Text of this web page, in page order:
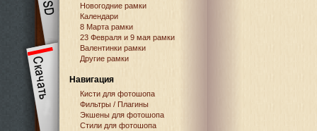
Новогодние рамки
Календари
8 Марта рамки
23 Февраля и 9 мая рамки
Валентинки рамки
Другие рамки
Навигация
Кисти для фотошопа
Фильтры / Плагины
Экшены для фотошопа
Стили для фотошопа